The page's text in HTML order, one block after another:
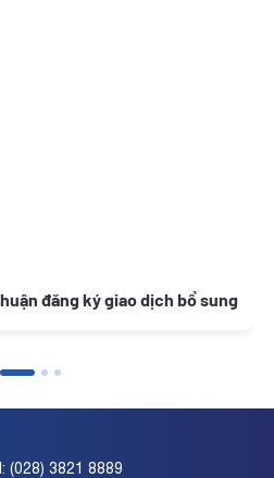
đăng ký giao dịch bổ sung
(028) 3821 8889